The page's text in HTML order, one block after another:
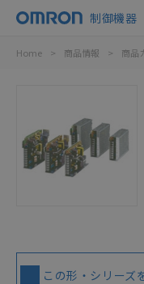
制御機器
Home > 商品情報 > 商品
この形・シリーズ